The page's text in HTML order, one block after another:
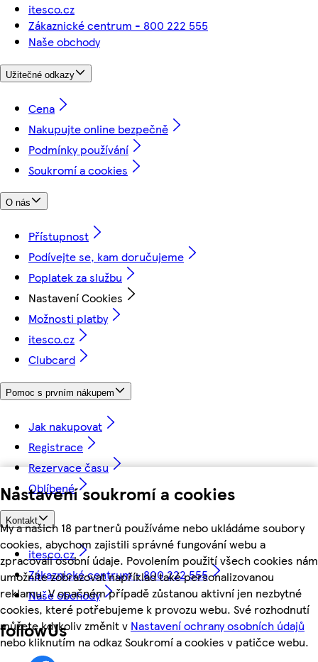
Nastavení soukromí a cookies
My a našich 18 partnerů používáme nebo ukládáme soubory
cookies, abychom zajistili správné fungování webu a
zpracovali osobní údaje. Povolením použití všech cookies nám
umožníte zobrazovat například také personalizovanou
reklamu. V opačném případě zůstanou aktivní jen nezbytné
cookies, které potřebujeme k provozu webu. Své rozhodnutí
můžete kdykoliv změnit v Nastavení ochrany osobních údajů
nebo kliknutím na odkaz Soukromí a cookies v patičce webu.
itesco.cz
Zákaznické centrum - 800 222 555
Naše obchody
Užitečné odkazy
Cena
Nakupujte online bezpečně
Podmínky používání
Soukromí a cookies
O nás
Přístupnost
Podívejte se, kam doručujeme
Poplatek za službu
Nastavení Cookies
Možnosti platby
itesco.cz
Clubcard
Pomoc s prvním nákupem
Jak nakupovat
Registrace
Rezervace času
Oblíbené
Kontakt
itesco.cz
Zákaznické centrum - 800 222 555
Naše obchody
followUs